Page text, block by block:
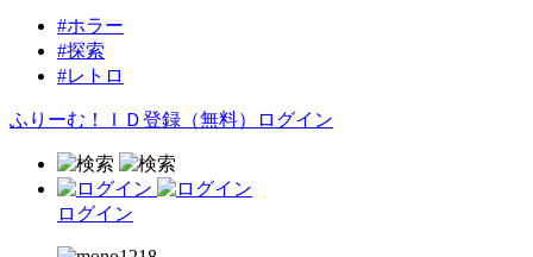
#ホラー
#探索
#レトロ
ふりーむ！ＩＤ登録（無料） ログイン
ログイン